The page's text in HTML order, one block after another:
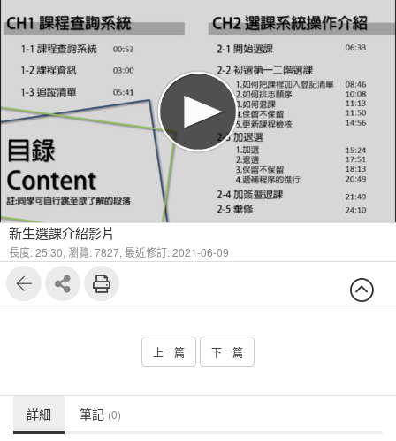
新生選課介紹影片
長度: 25:30, 瀏覽: 7827, 最近修訂: 2021-06-09
上一篇 下一篇
詳細 筆記 (0)